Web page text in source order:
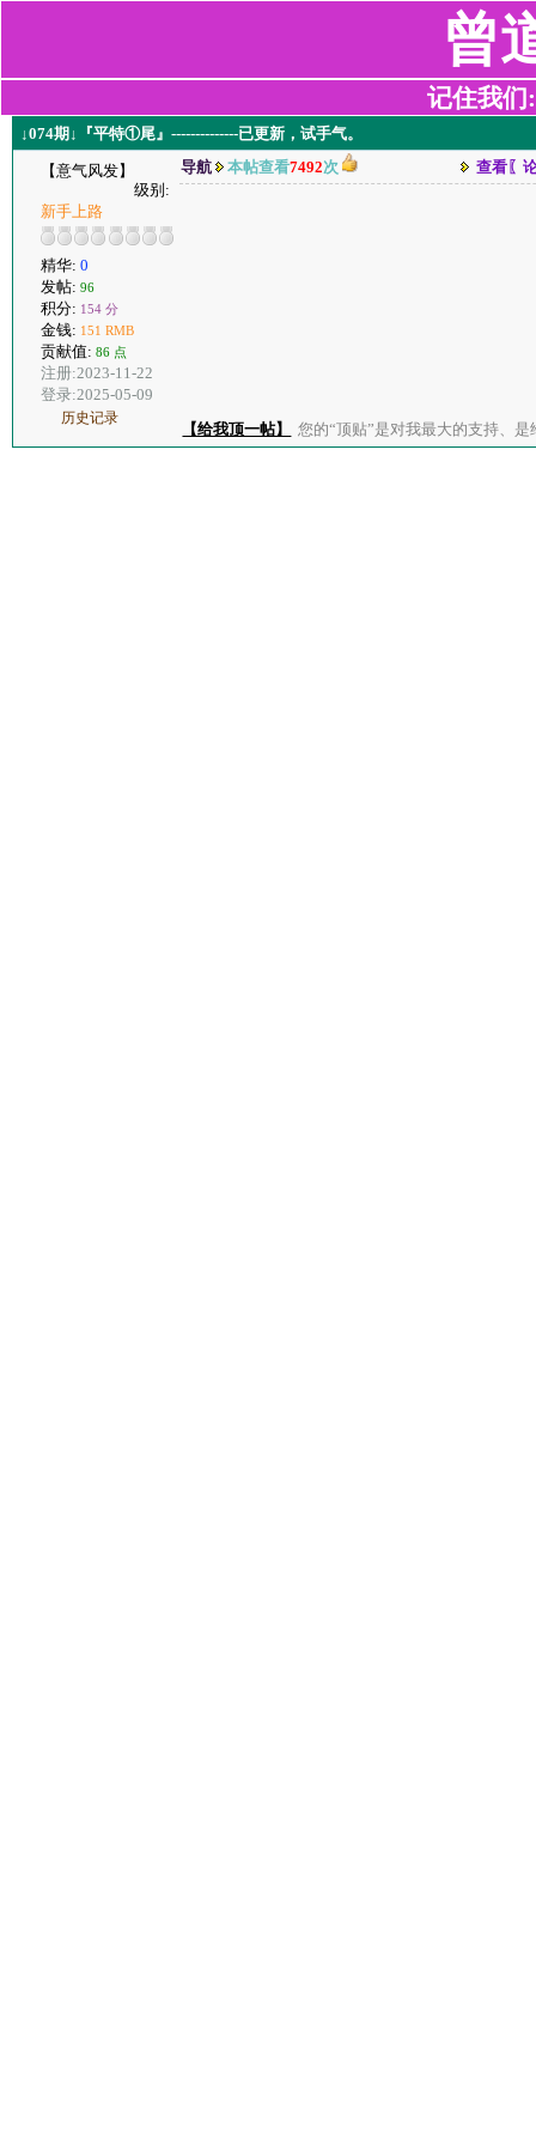
曾
记住我们
↓074期↓『平特①尾』--------------已更新，试手气。
【意气风发】
级别:
新手上路
精华: 0
发帖: 96
积分: 154 分
金钱: 151 RMB
贡献值: 86 点
注册:2023-11-22
登录:2025-05-09
历史记录
导航 本帖查看7492次 查看〖
【给我顶一帖】 您的“顶贴”是对我最大的支持、